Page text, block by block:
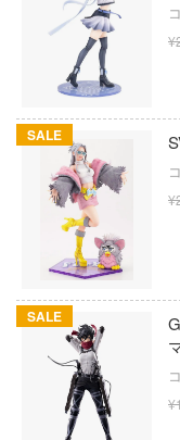
SALE
SALE
OF FIGHTERS
FANTASY(サーティ
パンク: エッジランナー
Pockets
SISTERS (サーティ
ーレム
ンキング
で飯を食う。
このここしたんたん